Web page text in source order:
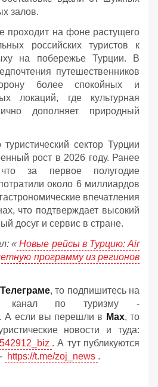
залов.
проходит на фоне растущего
российских туристов к
на побережье Турции. В
путешественников
более спокойных и
локаций, где культурная
дополняет природный
сектор Турции
рост в 2026 году. Ранее
за первое полугодие
около 6 миллиардов
впечатления
что подтверждает высокий
досуг и сервис в стране.
« Новые рейсы в Турцию: Air
программу из регионов
Телеграме, то подпишитесь на
канал по туризму -
. А если вы перешли в Мах, то
новости и туда:
. А тут публикуются
- https://t.me/zoj_news .